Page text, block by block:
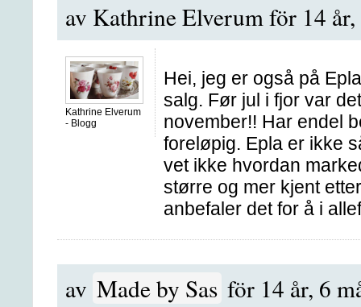
av Kathrine Elverum för 14 år,
Kathrine Elverum
- Blogg
Hei, jeg er også på
salg. Før jul i fjor var
november!! Har endel
foreløpig. Epla er ikke
vet ikke hvordan
større og mer kjent
anbefaler det for å i
av Made by Sas för 14 år, 6